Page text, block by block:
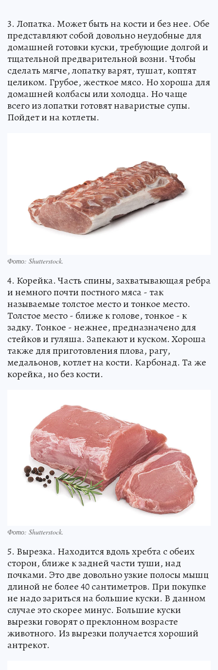
3. Лопатка. Может быть на кости и без нее. Обе
представляют собой довольно неудобные для
домашней готовки куски, требующие долгой и
тщательной предварительной возни. Чтобы
сделать мягче, лопатку варят, тушат, коптят
целиком. Грубое, жесткое мясо. Но хороша для
домашней колбасы или холодца. Но чаще
всего из лопатки готовят наваристые супы.
Пойдет и на котлеты.
Фото: Shutterstock.
4. Корейка. Часть спины, захватывающая ребра
и немного почти постного мяса - так
называемые толстое место и тонкое место.
Толстое место - ближе к голове, тонкое - к
задку. Тонкое - нежнее, предназначено для
стейков и гуляша. Запекают и куском. Хороша
также для приготовления плова, рагу,
медальонов, котлет на кости. Карбонад. Та же
корейка, но без кости.
Фото: Shutterstock.
5. Вырезка. Находится вдоль хребта с обеих
сторон, ближе к задней части туши, над
почками. Это две довольно узкие полосы мышц
длиной не более 40 сантиметров. При покупке
не надо зариться на большие куски. В данном
случае это скорее минус. Большие куски
вырезки говорят о преклонном возрасте
животного. Из вырезки получается хороший
антрекот.